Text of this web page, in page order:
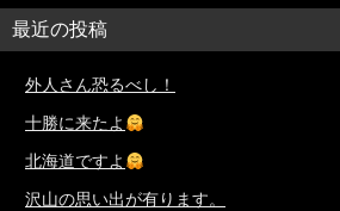
最近の投稿
外人さん恐るべし！
十勝に来たよ
北海道ですよ
沢山の思い出が有ります。